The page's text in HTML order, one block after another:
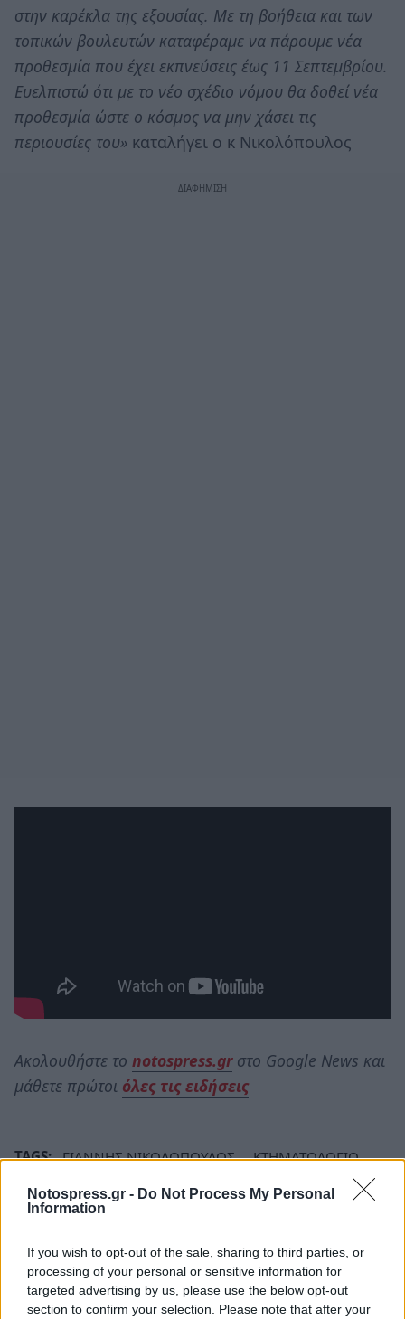
Notospress.gr - Do Not Process My Personal
Information
If you wish to opt-out of the sale, sharing to third parties, or
processing of your personal or sensitive information for
targeted advertising by us, please use the below opt-out
section to confirm your selection. Please note that after your
στην καρέκλα της εξουσίας. Με τη βοήθεια και των
τοπικών βουλευτών καταφέραμε να πάρουμε νέα
προθεσμία που έχει εκπνεύσεις έως 11 Σεπτεμβρίου.
Ευελπιστώ ότι με το νέο σχέδιο νόμου θα δοθεί νέα
προθεσμία ώστε ο κόσμος να μην χάσει τις
περιουσίες του» καταλήγει ο κ Νικολόπουλος
Ακολουθήστε το notospress.grστο Google News και
μάθετε πρώτοι όλες τις ειδήσεις
TAGS: ΓΙΑΝΝΗΣ ΝΙΚΟΛΟΠΟΥΛΟΣ
ΚΤΗΜΑΤΟΛΟΓΙΟ
ΛΑΚΩΝΙΑ